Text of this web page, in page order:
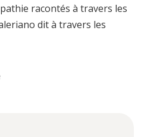
racontés à travers les
dit à travers les